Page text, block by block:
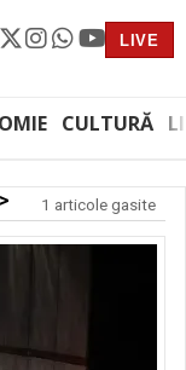
LIVE
CULTURĂ
1 articole gasite